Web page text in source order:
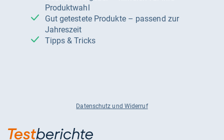
Produktwahl
Gut getestete Produkte – passend zur
Jahreszeit
Tipps & Tricks
Datenschutz und Widerruf